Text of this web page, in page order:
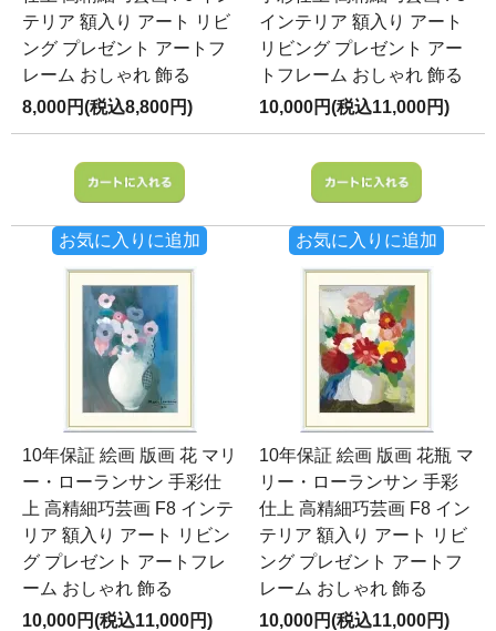
テリア 額入り アート リビ
ング プレゼント アートフ
レーム おしゃれ 飾る
8,000円(税込8,800円)
お気に入りに追加
インテリア 額入り アート
リビング プレゼント アー
トフレーム おしゃれ 飾る
10,000円(税込11,000円)
お気に入りに追加
10年保証 絵画 版画 花 マリ
ー・ローランサン 手彩仕
上 高精細巧芸画 F8 インテ
リア 額入り アート リビン
グ プレゼント アートフレ
ーム おしゃれ 飾る
10,000円(税込11,000円)
10年保証 絵画 版画 花瓶 マ
リー・ローランサン 手彩
仕上 高精細巧芸画 F8 イン
テリア 額入り アート リビ
ング プレゼント アートフ
レーム おしゃれ 飾る
10,000円(税込11,000円)